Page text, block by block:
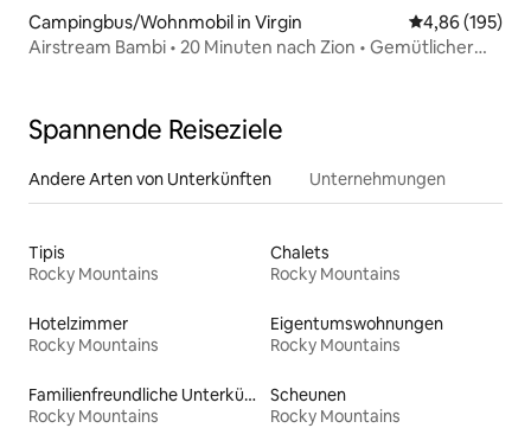
Campingbus/Wohnmobil in Virgin
4,86 (195)
Airstream Bambi • 20 Minuten nach Zion • Gemütlicher
Spannende Reiseziele
Andere Arten von Unterkünften Unternehmungen
Tipis
Rocky Mountains
Chalets
Rocky Mountains
Hotelzimmer
Rocky Mountains
Eigentumswohnungen
Rocky Mountains
Familienfreundliche Unterkünfte
Rocky Mountains
Scheunen
Rocky Mountains